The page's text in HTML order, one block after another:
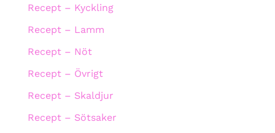
Recept – Kyckling
Recept – Lamm
Recept – Nöt
Recept – Övrigt
Recept – Skaldjur
Recept – Sötsaker